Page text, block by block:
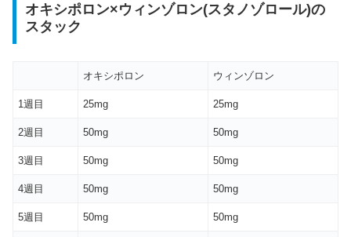
オキシポロン×ウィンゾロン(スタノゾロール)の
スタック
オキシポロン ウィンゾロン
1週目 25mg 25mg
2週目 50mg 50mg
3週目 50mg 50mg
4週目 50mg 50mg
5週目 50mg 50mg